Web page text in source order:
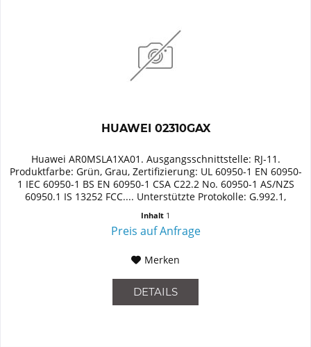
HUAWEI 02310GAX
Huawei AR0MSLA1XA01. Ausgangsschnittstelle: RJ-11.
Produktfarbe: Grün, Grau, Zertifizierung: UL 60950-1 EN 60950-
1 IEC 60950-1 BS EN 60950-1 CSA C22.2 No. 60950-1 AS/NZS
60950.1 IS 13252 FCC.... Unterstützte Protokolle: G.992.1,
Inhalt 1
Preis auf Anfrage
Merken
DETAILS